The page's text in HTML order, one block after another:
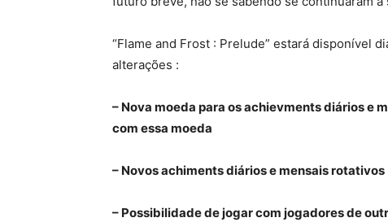
“Flame and Frost : Prelude” estará disponível
alterações :
– Nova moeda para os achievments diários e
com essa moeda
– Novos achiments diários e mensais rotativos
– Possibilidade de jogar com jogadores de